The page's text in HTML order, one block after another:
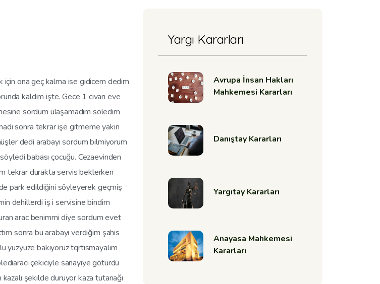
ona geç kalma ise gidicem dedim
kaldım işte. Gece 1 civarı eve
sordum ulaşamadım soledim
sonra tekrar işe gitmeme yakın
dedi arabayı sordum bilmiyorum
babası çocuğu. Cezaevinden
tekrar durakta servis beklerken
park edildiğini söyleyerek geçmiş
dehillerdi iş i servisine bindim
arac benimmi diye sordum evet
sonra bu arabayı verdiğim şahıs
yüzyüze bakıyoruz tqrtismayalim
çekiciyle sanayiye götürdü
şekilde duruyor kaza tutanağı
Yargı Kararları
Avrupa İnsan Hakları
Mahkemesi Kararları
Danıştay Kararları
Yargıtay Kararları
Anayasa Mahkemesi
Kararları